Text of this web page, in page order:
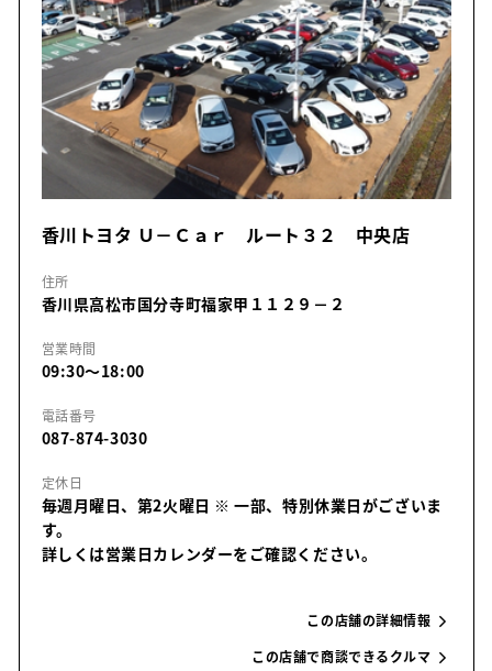
香川トヨタ Ｕ－Ｃａｒ ルート３２ 中央店
住所
香川県高松市国分寺町福家甲１１２９－２
営業時間
09:30～18:00
電話番号
087-874-3030
定休日
毎週月曜日、第2火曜日 ※ 一部、特別休業日がございま
す。
詳しくは営業日カレンダーをご確認ください。
この店舗の詳細情報
この店舗で商談できるクルマ